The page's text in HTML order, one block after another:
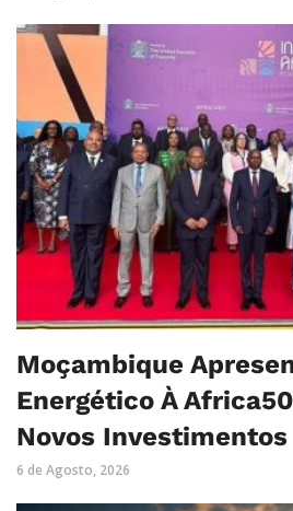
Moçambique
Energético À
Novos Investimentos
6 de Agosto, 2026